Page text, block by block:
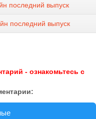
последний выпуск
последний выпуск
- ознакомьтесь с